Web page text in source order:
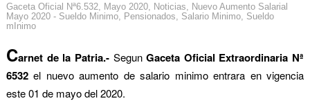
Gaceta Oficial Nª6.532, Mayo 2020, Noticias
Nuevo Aumento Salarial
Mayo 2020 - Sueldo Minimo, Pensionados Salario Minimo, Sueldo
mInimo
Carnet de la Patria.- SegunGaceta Oficial Extraordinaria Nª
6532el nuevo aumento de salario minimo entrara en vigencia
este 01 de mayo del 2020.